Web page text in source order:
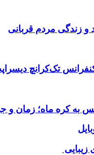
و زندگی مردم قربانی